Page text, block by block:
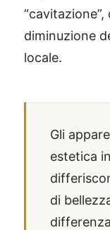
diminuzione
locale.
Gli
estetica
di